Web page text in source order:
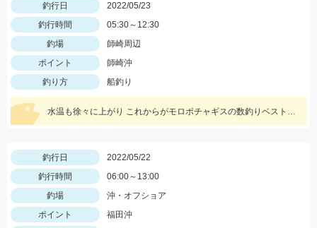
釣行日
2022/05/23
釣行時間
05:30～12:30
釣場
師崎周辺
ポイント
師崎沖
釣り方
船釣り
水温も徐々に上がり これからがモロポチャギスの数釣りベストシーズンインですよッ(・∀・)b
釣行日
2022/05/22
釣行時間
06:00～13:00
釣場
沖・オフショア
ポイント
福田沖